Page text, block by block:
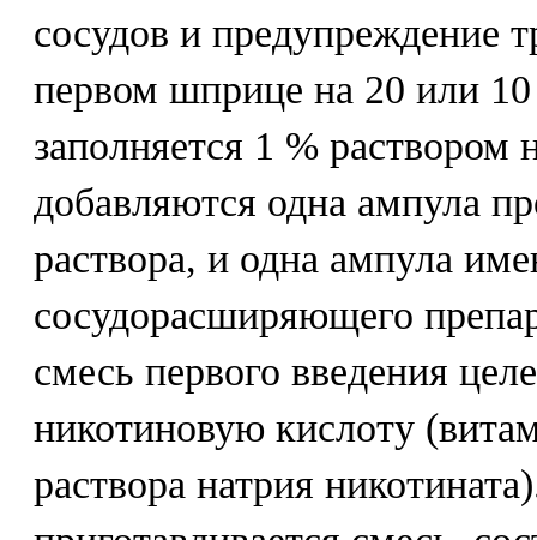
сосудов и предупреждение
первом шприце на 20 или
заполняется 1 % раствором
добавляются одна ампула
раствора, и одна ампула
сосудорасширяющего
смесь первого введения
никотиновую кислоту
раствора натрия